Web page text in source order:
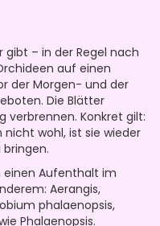
– in der Regel nach
auf einen
der Morgen- und der
Die Blätter
verbrennen. Konkret gilt:
nicht wohl, ist sie wieder
Aufenthalt im
Aerangis,
phalaenopsis,
Phalaenopsis.